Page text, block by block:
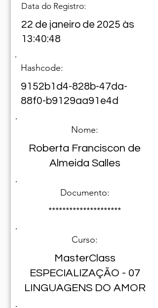
Data do Registro:
22 de janeiro de 2025 às
13:40:48
Hashcode:
9152b1d4-828b-47da-
88f0-b9129aa91e4d
Nome:
Roberta Franciscon de
Almeida Salles
Documento:
*********************
Curso:
MasterClass
ESPECIALIZAÇÃO - 07
LINGUAGENS DO AMOR